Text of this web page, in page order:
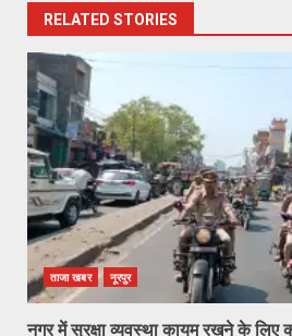
RELATED STORIES
ताजा खबर नूरपुर
नगर में सुरक्षा व्यवस्था कायम रखने के लिए